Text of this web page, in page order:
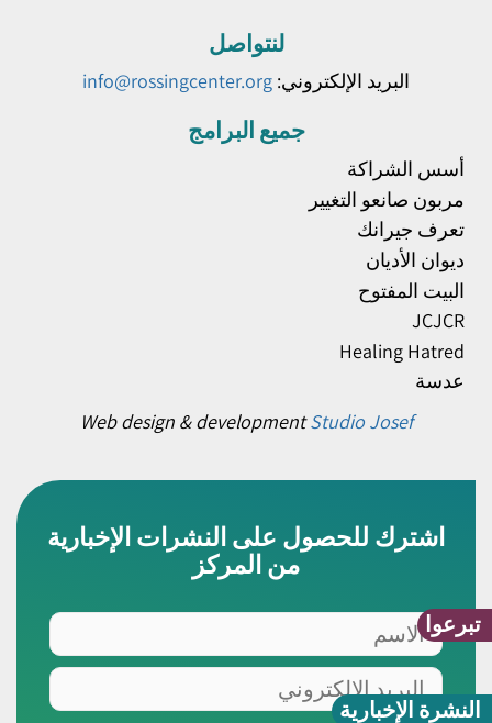
تبرعوا
النشرة الإخبارية
لنتواصل
البريد الإلكتروني: info@rossingcenter.org
جميع البرامج
أسس الشراكة
مربون صانعو التغيير
تعرف جيرانك
ديوان الأديان
البيت المفتوح
JCJCR
Healing Hatred
عدسة
Web design & developmentStudio Josef
اشترك للحصول على النشرات الإخبارية
من المركز
الاسم
البريد
الالكتروني